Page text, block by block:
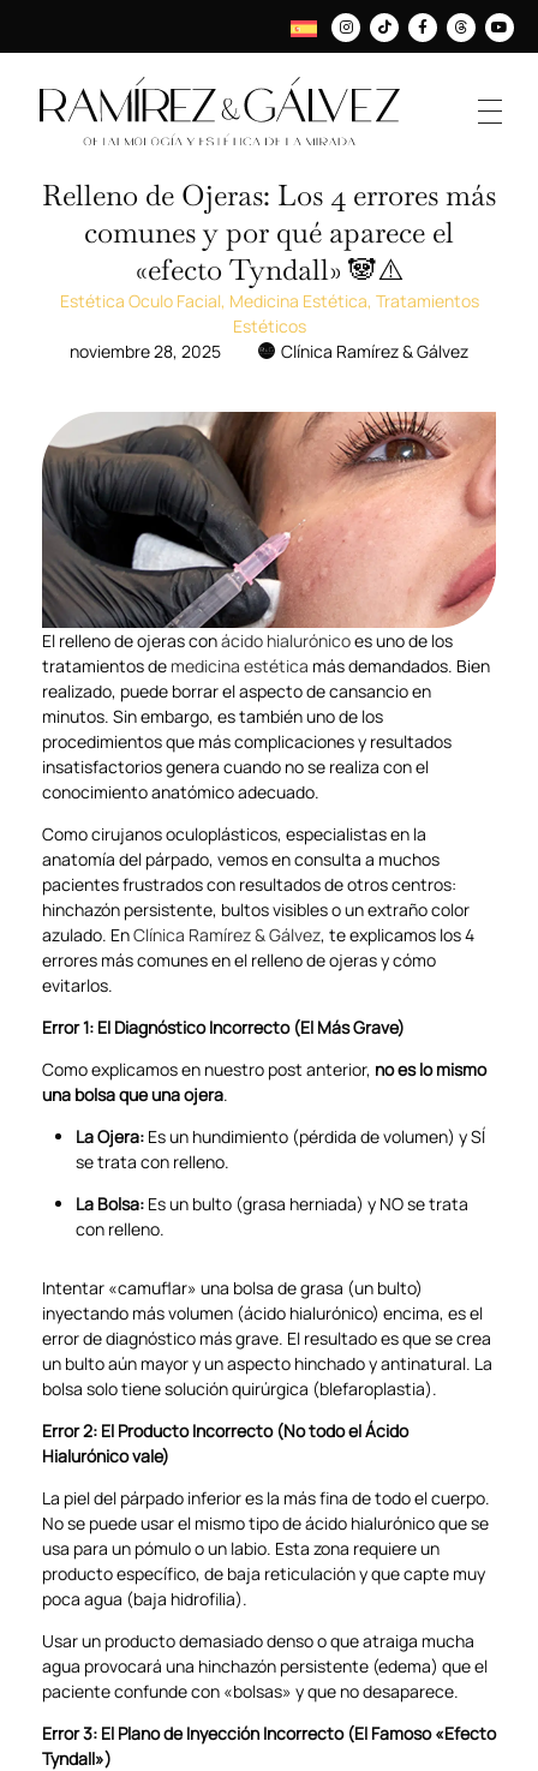
Relleno de Ojeras: Los 4 errores más
comunes y por qué aparece el
«efecto Tyndall» 🐼⚠️
Estética Oculo Facial, Medicina Estética, Tratamientos
Estéticos
noviembre 28, 2025
Clínica Ramírez & Gálvez
El relleno de ojeras conácido hialurónicoes uno de los
tratamientos de medicina estética más demandados. Bien
realizado, puede borrar el aspecto de cansancio en
minutos. Sin embargo, es también uno de los
procedimientos que más complicaciones y resultados
insatisfactorios genera cuando no se realiza con el
conocimiento anatómico adecuado.
Como cirujanos oculoplásticos, especialistas en la
anatomía del párpado, vemos en consulta a muchos
pacientes frustrados con resultados de otros centros:
hinchazón persistente, bultos visibles o un extraño color
azulado. EnClínica Ramírez & Gálvez, te explicamos los 4
errores más comunes en el relleno de ojeras y cómo
evitarlos.
Error 1: El Diagnóstico Incorrecto (El Más Grave)
Como explicamos en nuestro post anterior, no es lo mismo
una bolsa que una ojera.
La Ojera: Es un hundimiento (pérdida de volumen) y SÍ
se trata con relleno.
La Bolsa: Es un bulto (grasa herniada) y NO se trata
con relleno.
Intentar «camuflar» una bolsa de grasa (un bulto)
inyectando más volumen (ácido hialurónico) encima, es el
error de diagnóstico más grave. El resultado es que se crea
un bulto aún mayor y un aspecto hinchado y antinatural. La
bolsa solo tiene solución quirúrgica (blefaroplastia).
Error 2: El Producto Incorrecto (No todo el Ácido
Hialurónico vale)
La piel del párpado inferior es la más fina de todo el cuerpo.
No se puede usar el mismo tipo de ácido hialurónico que se
usa para un pómulo o un labio. Esta zona requiere un
producto específico, de baja reticulación y que capte muy
poca agua (baja hidrofilia).
Usar un producto demasiado denso o que atraiga mucha
agua provocará una hinchazón persistente (edema) que el
paciente confunde con «bolsas» y que no desaparece.
Error 3: El Plano de Inyección Incorrecto (El Famoso «Efecto
Tyndall»)